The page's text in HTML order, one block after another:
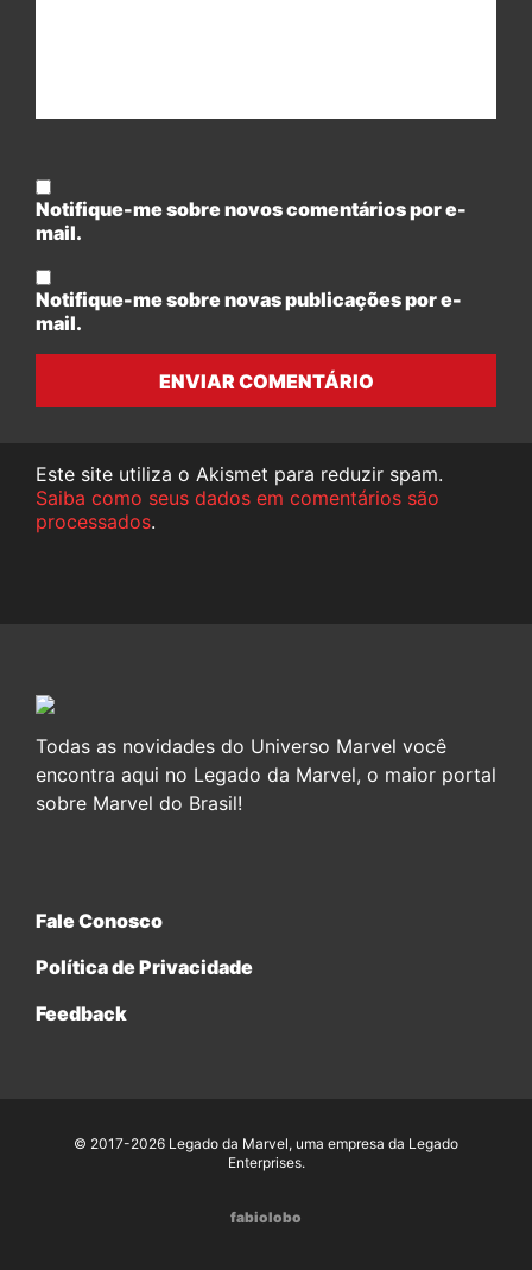
Notifique-me sobre novos comentários por e-
mail.
Notifique-me sobre novas publicações por e-
mail.
ENVIAR COMENTÁRIO
Este site utiliza o Akismet para reduzir spam.
Saiba como seus dados em comentários são
processados.
Todas as novidades do Universo Marvel você
encontra aqui no Legado da Marvel, o maior portal
sobre Marvel do Brasil!
Fale Conosco
Política de Privacidade
Feedback
© 2017-2026 Legado da Marvel, uma empresa da Legado
Enterprises.
fabiolobo